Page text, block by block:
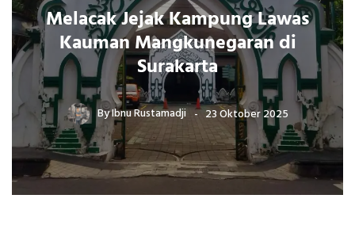
Melacak Jejak Kampung Lawas
Kauman Mangkunegaran di
Surakarta
ByIbnu Rustamadji 23 Oktober 2025